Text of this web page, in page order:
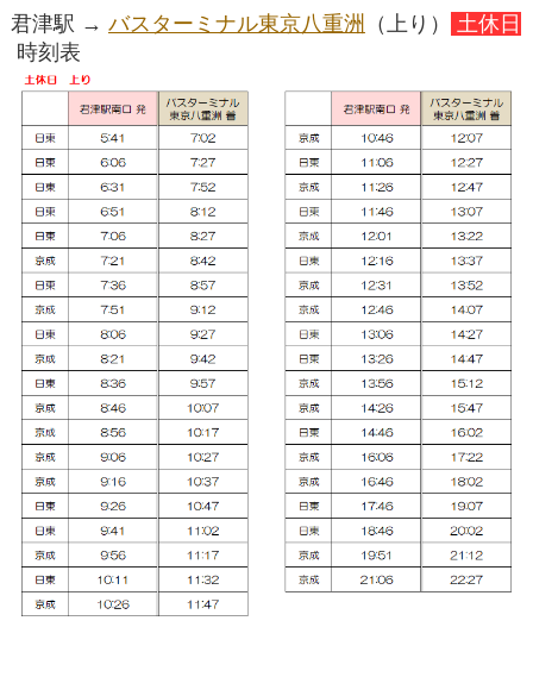
君津駅 → バスターミナル東京八重洲 （上り）
土休日
時刻表